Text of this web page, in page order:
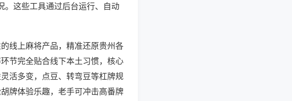
。这些工具通过后台运行、自动
线上麻将产品，精准还原贵州各
节完全贴合线下本土习惯，核心
活多变，点豆、转弯豆等杠牌规
牌体验乐趣，老手可冲击高番牌